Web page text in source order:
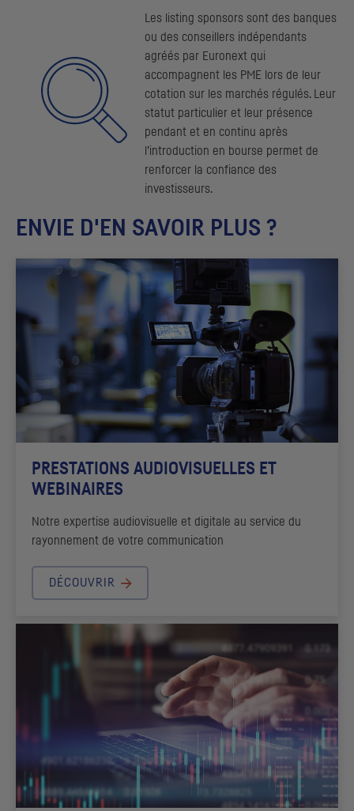
Les listing sponsors sont des banques
ou des conseillers indépendants
agréés par Euronext qui
accompagnent les PME lors de leur
cotation sur les marchés régulés. Leur
statut particulier et leur présence
pendant et en continu après
l’introduction en bourse permet de
renforcer la confiance des
investisseurs.
ENVIE D'EN SAVOIR PLUS ?
PRESTATIONS AUDIOVISUELLES ET
WEBINAIRES
Notre expertise audiovisuelle et digitale au service du
rayonnement de votre communication
DÉCOUVRIR